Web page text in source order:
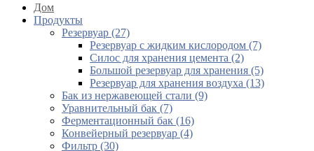
Дом
Продукты
Резервуар (27)
Резервуар с жидким кислородом (7)
Силос для хранения цемента (2)
Большой резервуар для хранения (5)
Резервуар для хранения воздуха (13)
Бак из нержавеющей стали (9)
Уравнительный бак (7)
Ферментационный бак (16)
Конвейерный резервуар (4)
Фильтр (30)